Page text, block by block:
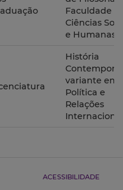
Faculdade
Ciências
e Humanas
História
variante em
Política e
Relações
ACESSIBILIDADE